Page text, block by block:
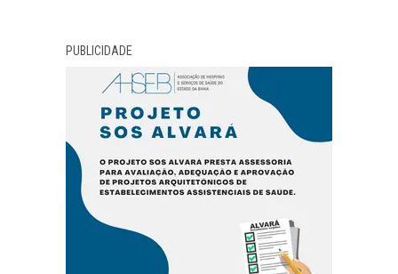
PUBLICIDADE